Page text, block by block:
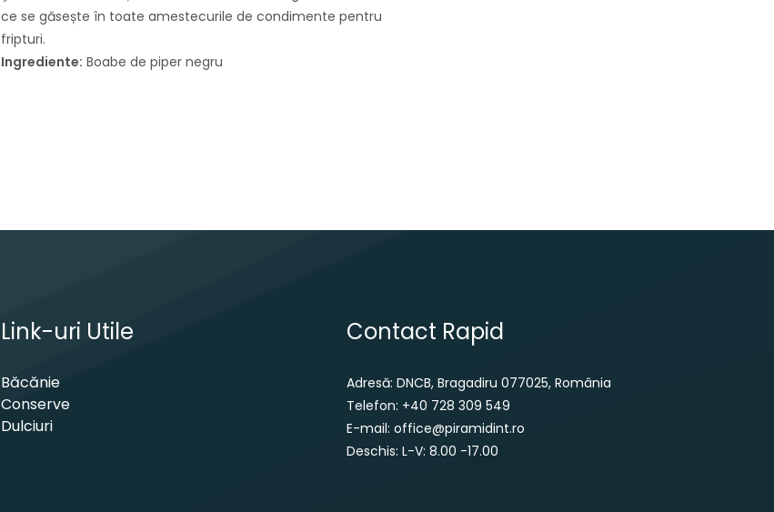
ce se găsește în toate amestecurile de condimente pentru
fripturi.
Ingrediente: Boabe de piper negru
Link-uri Utile
Băcănie
Conserve
Dulciuri
Contact Rapid
Adresă: DNCB, Bragadiru 077025, România
Telefon: +40 728 309 549
E-mail: office@piramidint.ro
Deschis: L-V: 8.00 -17.00